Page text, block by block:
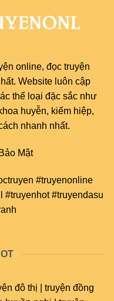
online, đọc truyện
Website luôn cập
thể loại đặc sắc như
huyễn, kiếm hiệp,
nhanh nhất.
Bảo Mật
#truyenonline
#truyenhot #truyendasu
đô thị | truyện đồng